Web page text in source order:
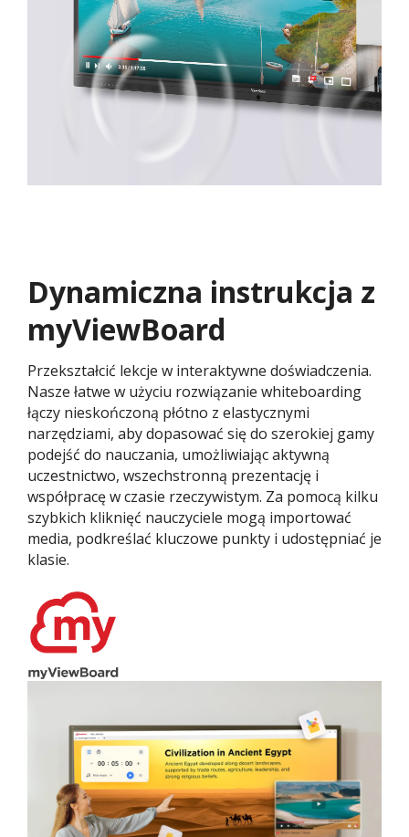
Dynamiczna instrukcja z
myViewBoard
Przekształcić lekcje w interaktywne doświadczenia.
Nasze łatwe w użyciu rozwiązanie whiteboarding
łączy nieskończoną płótno z elastycznymi
narzędziami, aby dopasować się do szerokiej gamy
podejść do nauczania, umożliwiając aktywną
uczestnictwo, wszechstronną prezentację i
współpracę w czasie rzeczywistym. Za pomocą kilku
szybkich kliknięć nauczyciele mogą importować
media, podkreślać kluczowe punkty i udostępniać je
klasie.